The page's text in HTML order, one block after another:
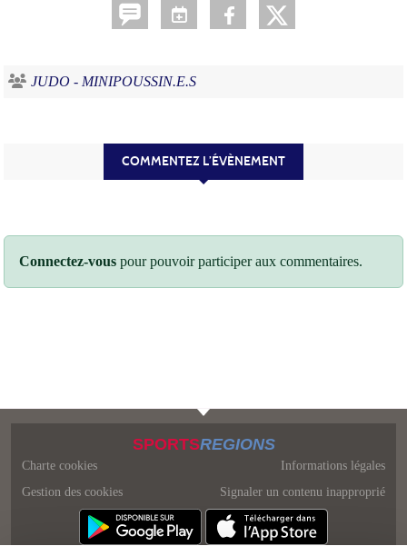
JUDO - MINIPOUSSIN.E.S
COMMENTEZ L’ÉVÈNEMENT
Connectez-vous pour pouvoir participer aux commentaires.
SPORTSREGIONS
Charte cookies
Gestion des cookies
Informations légales
Signaler un contenu inapproprié